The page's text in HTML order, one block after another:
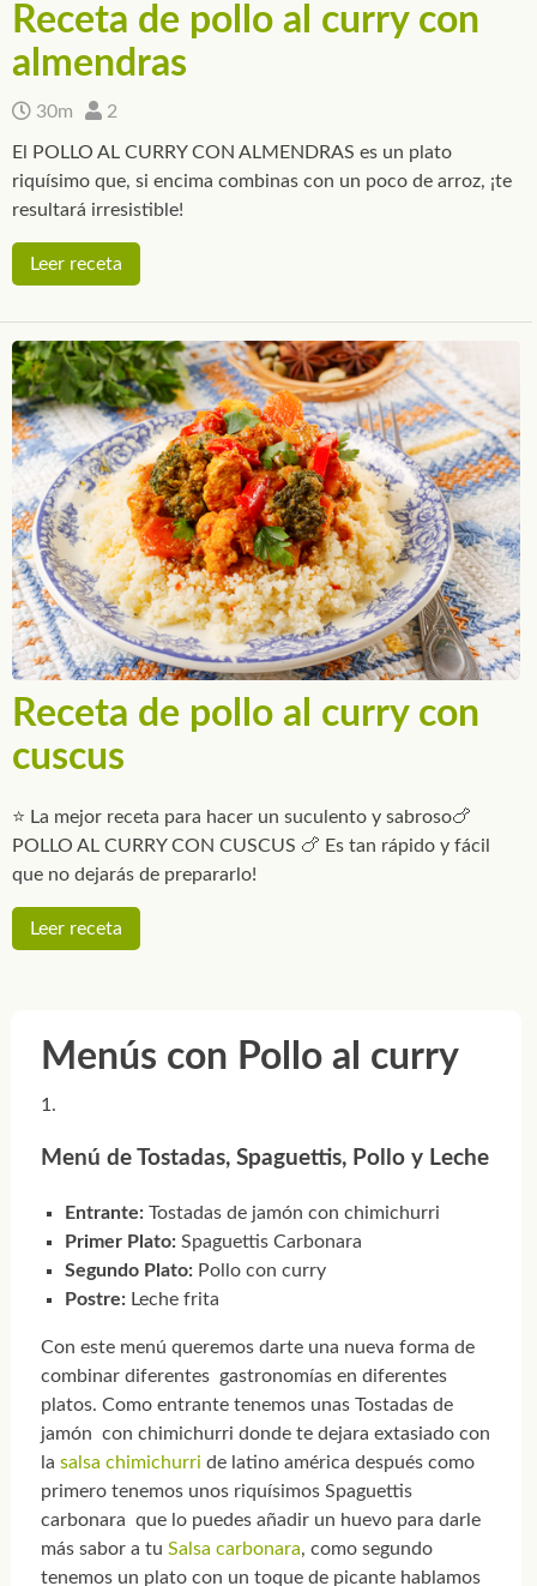
Receta de pollo al curry con
almendras
30m 2
El POLLO AL CURRY CON ALMENDRAS es un plato
riquísimo que, si encima combinas con un poco de arroz, ¡te
resultará irresistible!
Leer receta
Receta de pollo al curry con
cuscus
⭐ La mejor receta para hacer un suculento y sabroso🍗
POLLO AL CURRY CON CUSCUS 🍗 Es tan rápido y fácil
que no dejarás de prepararlo!
Leer receta
Menús con Pollo al curry
Menú de Tostadas, Spaguettis, Pollo y Leche
Entrante: Tostadas de jamón con chimichurri
Primer Plato:Spaguettis Carbonara
Segundo Plato: Pollo con curry
Postre: Leche frita
Con este menú queremos darte una nueva forma de
combinar diferentes gastronomías en diferentes
platos. Como entrante tenemos unas Tostadas de
jamón con chimichurri donde te dejara extasiado con
la salsa chimichurri de latino américa después como
primero tenemos unos riquísimos Spaguettis
carbonara que lo puedes añadir un huevo para darle
más sabor a tu Salsa carbonara, como segundo
tenemos un plato con un toque de picante hablamos